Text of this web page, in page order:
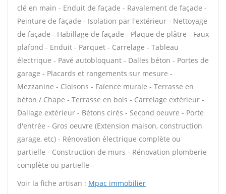
clé en main - Enduit de façade - Ravalement de façade -
Peinture de façade - Isolation par l'extérieur - Nettoyage
de façade - Habillage de façade - Plaque de plâtre - Faux
plafond - Enduit - Parquet - Carrelage - Tableau
électrique - Pavé autobloquant - Dalles béton - Portes de
garage - Placards et rangements sur mesure -
Mezzanine - Cloisons - Faïence murale - Terrasse en
béton / Chape - Terrasse en bois - Carrelage extérieur -
Dallage extérieur - Bétons cirés - Second oeuvre - Porte
d'entrée - Gros oeuvre (Extension maison, construction
garage, etc) - Rénovation électrique complète ou
partielle - Construction de murs - Rénovation plomberie
complète ou partielle -
Voir la fiche artisan : Mpac immobilier